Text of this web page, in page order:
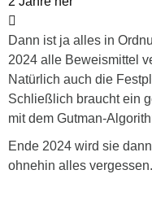
Dann ist ja alles in
2024 alle Beweismittel
Natürlich auch die
Schließlich braucht ein
mit dem Gutman-
Ende 2024 wird sie
ohnehin alles vergessen.